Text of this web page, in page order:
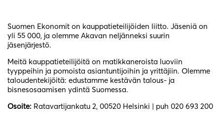
Suomen Ekonomit on kauppatieteilijöiden liitto. Jäseniä on
yli 55 000, ja olemme Akavan neljänneksi suurin
jäsenjärjestö.
Meitä kauppatieteilijöitä on matikkaneroista luoviin
tyyppeihin ja pomoista asiantuntijoihin ja yrittäjiin. Olemme
taloudentekijöitä: edustamme kestävän talous- ja
bisnesosaamisen ydintä Suomessa.
Osoite: Ratavartijankatu 2, 00520 Helsinki | puh 020 693 200